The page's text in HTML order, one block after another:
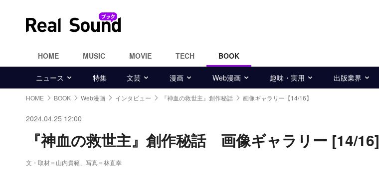
HOME MUSIC MOVIE TECH BOOK
ニュース 特集 文芸 漫画 Web漫画 趣味・実用 出版業界
HOME BOOK Web漫画 インタビュー 『神血の救世主』創作秘話 画像ギャラリー【14/16】
2024.04.25 12:00
『神血の救世主』創作秘話 画像ギャラリー [14/16]
文・取材＝山内貴範、写真＝林直幸